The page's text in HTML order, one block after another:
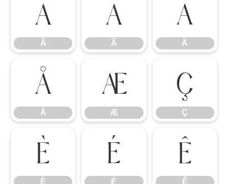
Â
Â Ã
Ã Ä
Ä
Å
Å Æ
Æ Ç
Ç
È
È É
É Ê
Ê